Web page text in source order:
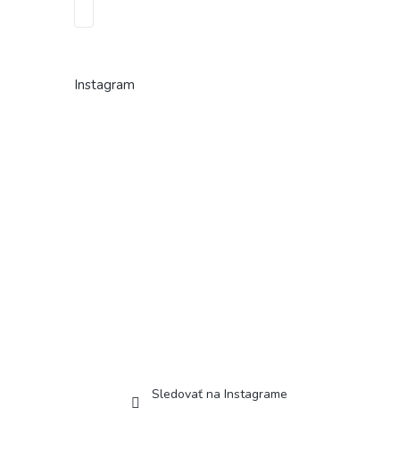
Instagram
Sledovať na Instagrame